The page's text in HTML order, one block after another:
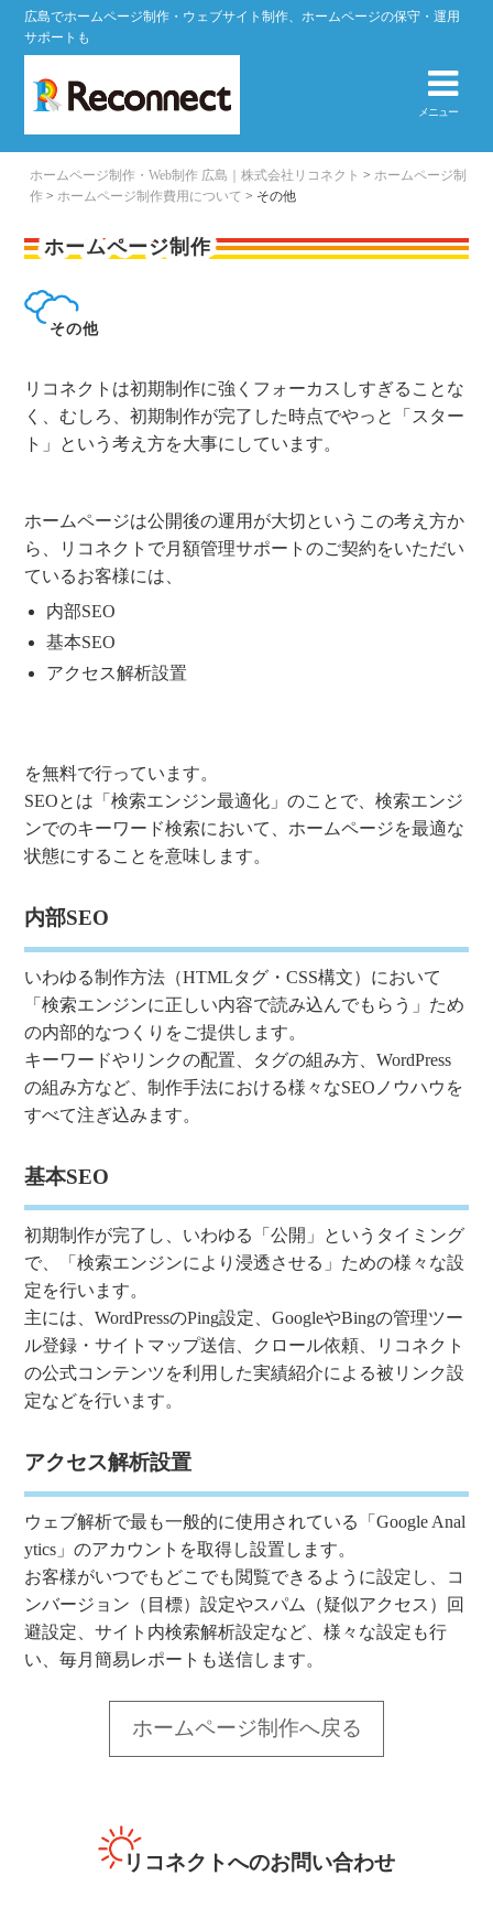
広島でホームページ制作・ウェブサイト制作、ホームページの保守・運用
サポートも
メニュー
ホームページ制作・Web制作 広島｜株式会社リコネクト >ホームページ制
作 >ホームページ制作費用について > その他
ホームページ制作
その他
リコネクトは初期制作に強くフォーカスしすぎることな
く、むしろ、初期制作が完了した時点でやっと「スター
ト」という考え方を大事にしています。
ホームページは公開後の運用が大切というこの考え方か
ら、リコネクトで月額管理サポートのご契約をいただい
ているお客様には、
内部SEO
基本SEO
アクセス解析設置
を無料で行っています。
SEOとは「検索エンジン最適化」のことで、検索エンジ
ンでのキーワード検索において、ホームページを最適な
状態にすることを意味します。
内部SEO
いわゆる制作方法（HTMLタグ・CSS構文）において
「検索エンジンに正しい内容で読み込んでもらう」ため
の内部的なつくりをご提供します。
キーワードやリンクの配置、タグの組み方、WordPress
の組み方など、制作手法における様々なSEOノウハウを
すべて注ぎ込みます。
基本SEO
初期制作が完了し、いわゆる「公開」というタイミング
で、「検索エンジンにより浸透させる」ための様々な設
定を行います。
主には、WordPressのPing設定、GoogleやBingの管理ツー
ル登録・サイトマップ送信、クロール依頼、リコネクト
の公式コンテンツを利用した実績紹介による被リンク設
定などを行います。
アクセス解析設置
ウェブ解析で最も一般的に使用されている「Google Anal
ytics」のアカウントを取得し設置します。
お客様がいつでもどこでも閲覧できるように設定し、コ
ンバージョン（目標）設定やスパム（疑似アクセス）回
避設定、サイト内検索解析設定など、様々な設定も行
い、毎月簡易レポートも送信します。
ホームページ制作へ戻る
リコネクトへのお問い合わせ